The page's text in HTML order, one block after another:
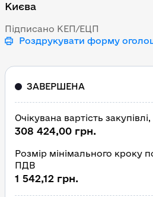
Києва
Підписано КЕП/ЕЦП
Роздрукувати форму
ЗАВЕРШЕНА
Очікувана вартість
308 424,00 грн.
Розмір мінімального кроку
ПДВ
1 542,12 грн.